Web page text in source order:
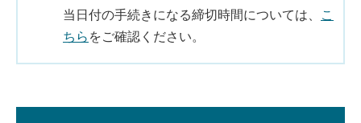
当日付の手続きになる締切時間については、 こ
ちらをご確認ください。